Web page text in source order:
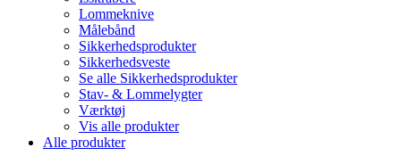
Lommeknive
Målebånd
Sikkerhedsprodukter
Sikkerhedsveste
Se alle Sikkerhedsprodukter
Stav- & Lommelygter
Værktøj
Vis alle produkter
Alle produkter